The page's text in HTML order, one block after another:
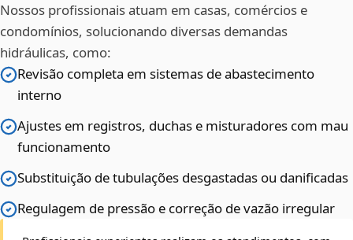
Nossos profissionais atuam em casas, comércios e
condomínios, solucionando diversas demandas
hidráulicas, como:
Revisão completa em sistemas de abastecimento
interno
Ajustes em registros, duchas e misturadores com mau
funcionamento
Substituição de tubulações desgastadas ou danificadas
Regulagem de pressão e correção de vazão irregular